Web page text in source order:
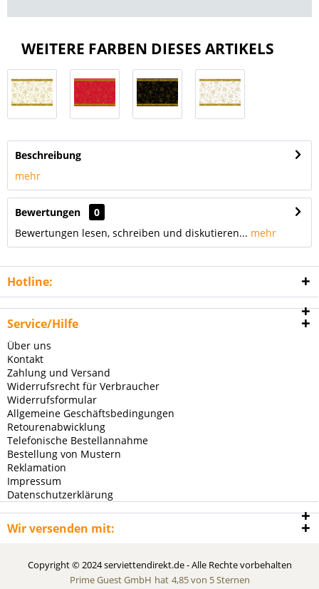
WEITERE FARBEN DIESES ARTIKELS
Beschreibung
mehr
Bewertungen
0
Bewertungen lesen, schreiben und diskutieren... mehr
Hotline:
Service/Hilfe
Über uns
Kontakt
Zahlung und Versand
Widerrufsrecht für Verbraucher
Widerrufsformular
Allgemeine Geschäftsbedingungen
Retourenabwicklung
Telefonische Bestellannahme
Bestellung von Mustern
Reklamation
Impressum
Datenschutzerklärung
Wir versenden mit:
Copyright © 2024 serviettendirekt.de - Alle Rechte vorbehalten
Prime Guest GmbH hat 4,85von 5Sternen